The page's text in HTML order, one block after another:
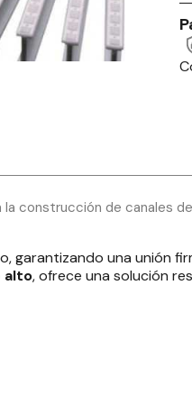
la construcción de canales
garantizando una unión
alto, ofrece una solución